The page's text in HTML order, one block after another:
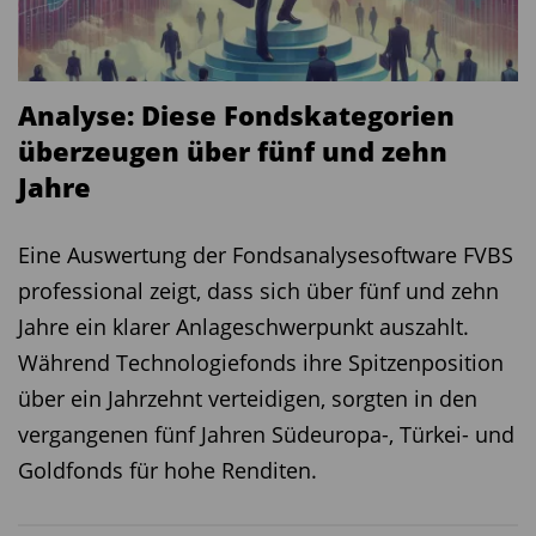
zunehmende "Verteilung" durch Marktteilnahmen
neuer Akteure, Adoption durch Emerging Markets
(z.B. in Nigeria, Venezuela oder Argentinien) und
Micro-Investment-Plattformen, die Bitcoin ab
wenigen Euro zugänglich machen (Chainalysis
Geography of Cryptocurrency Report 2022
3. Regulierung: Der Mythos vom rechtsfreien
Raum
Der Artikel betont, dass viele Akteure im Bitcoin-
Sektor außerhalb staatlicher Regulierung agieren
würden. Diese Kritik greift zu kurz, da die
regulatorische Landschaft sich in den letzten
Jahren drastisch gewandelt hat.
Analyse: Diese Fondskategorien
überzeugen über fünf und zehn
Jahre
Eine Auswertung der Fondsanalysesoftware FVBS
professional zeigt, dass sich über fünf und zehn
Jahre ein klarer Anlageschwerpunkt auszahlt.
Während Technologiefonds ihre Spitzenposition
über ein Jahrzehnt verteidigen, sorgten in den
vergangenen fünf Jahren Südeuropa-, Türkei- und
Goldfonds für hohe Renditen.